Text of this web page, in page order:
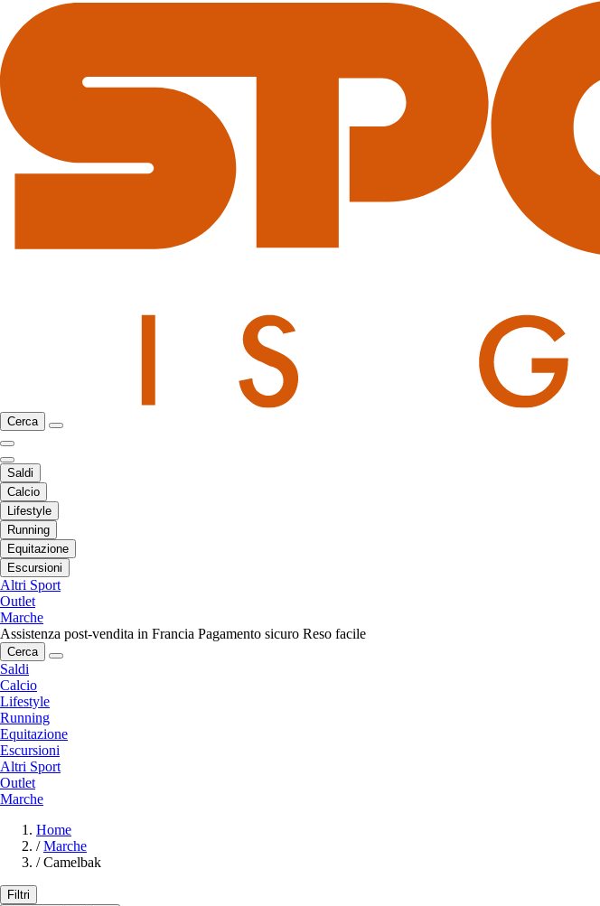
Cerca
Saldi
Calcio
Lifestyle
Running
Equitazione
Escursioni
Altri Sport
Outlet
Marche
Assistenza post-vendita in Francia Pagamento sicuro Reso facile
Cerca
Saldi
Calcio
Lifestyle
Running
Equitazione
Escursioni
Altri Sport
Outlet
Marche
Home
/ Marche
/ Camelbak
Filtri